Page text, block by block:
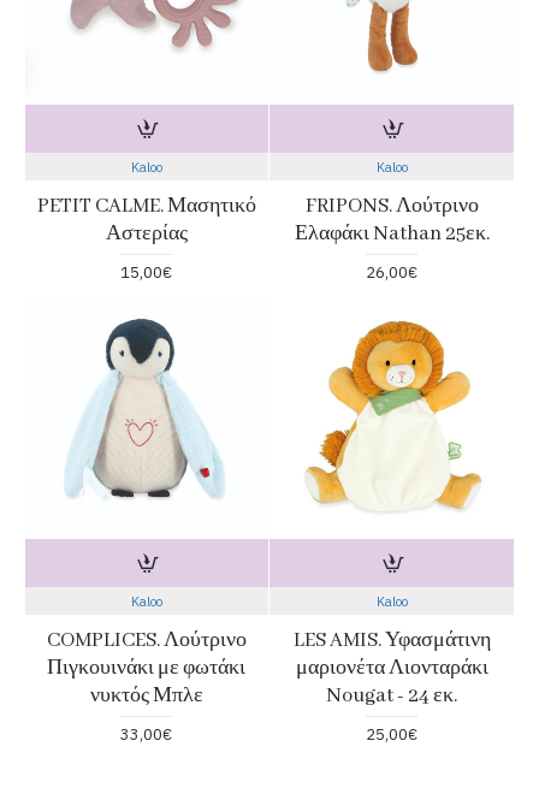
Kaloo
PETIT CALME. Μασητικό
Αστερίας
15,00€
Kaloo
FRIPONS. Λούτρινο
Ελαφάκι Nathan 25εκ.
26,00€
Kaloo
COMPLICES. Λούτρινο
Πιγκουινάκι με φωτάκι
νυκτός Μπλε
33,00€
Kaloo
LES AMIS. Υφασμάτινη
μαριονέτα Λιονταράκι
Nougat - 24 εκ.
25,00€